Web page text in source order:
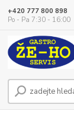
+420 777 800 898
Po - Pa 7:30 - 16:00